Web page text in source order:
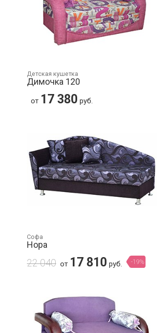
Детская кушетка
Димочка 120
от 17 380 руб.
Софа
Нора
22 040 от 17 810 руб. -19%